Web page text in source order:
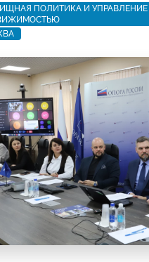
ПОЛИТИКА И УПРАВЛЕНИЕ